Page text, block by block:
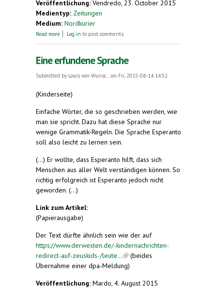
Veröffentlichung: Vendredo, 23. October 2015
Medientyp: Zeitungen
Medium: Nordkurier
Read more about Esperanto-Jünger lassen sich nicht
Log in to post comments
Eine erfundene Sprache
Submitted by Louis von Wunsc... on Fri, 2015-08-14 14:52
(Kinderseite)
Einfache Wörter, die so geschrieben werden, wie
man sie spricht. Dazu hat diese Sprache nur
wenige Grammatik-Regeln. Die Sprache Esperanto
soll also leicht zu lernen sein.
(...) Er wollte, dass Esperanto hilft, dass sich
Menschen aus aller Welt verständigen können. So
richtig erfolgreich ist Esperanto jedoch nicht
geworden. (...)
Link zum Artikel:
(Papierausgabe)
Der Text dürfte ähnlich sein wie der auf
https://www.derwesten.de/-kindernachrichten-
redirect-auf-zeuskids-/leute...(link is external)
(beides
Übernahme einer dpa-Meldung)
Veröffentlichung: Mardo, 4. August 2015